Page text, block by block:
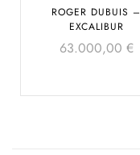
ROGER DUBUIS –
EXCALIBUR
63.000,00 €